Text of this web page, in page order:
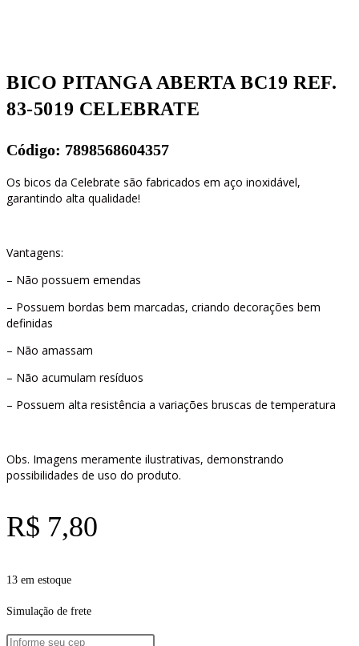
BICO PITANGA ABERTA BC19 REF.
83-5019 CELEBRATE
Código: 7898568604357
Os bicos da Celebrate são fabricados em aço inoxidável,
garantindo alta qualidade!
Vantagens:
– Não possuem emendas
– Possuem bordas bem marcadas, criando decorações bem
definidas
– Não amassam
– Não acumulam resíduos
– Possuem alta resistência a variações bruscas de temperatura
Obs. Imagens meramente ilustrativas, demonstrando
possibilidades de uso do produto.
R$ 7,80
13 em estoque
Simulação de frete